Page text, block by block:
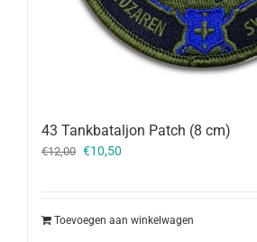
43 Tankbataljon Patch (8 cm)
€12,00 Oorspronkelijke
€10,50
Toevoegen aan winkelwagen